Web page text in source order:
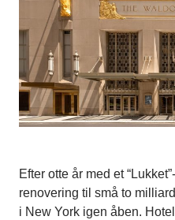
Efter otte år med et
renovering til små to
i New York igen åben.